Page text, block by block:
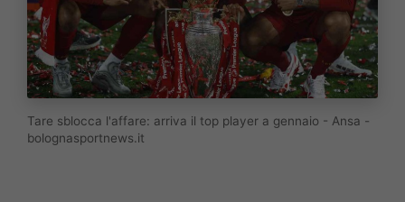
Tare sblocca l'affare: arriva il top player a gennaio - Ansa -
bolognasportnews.it